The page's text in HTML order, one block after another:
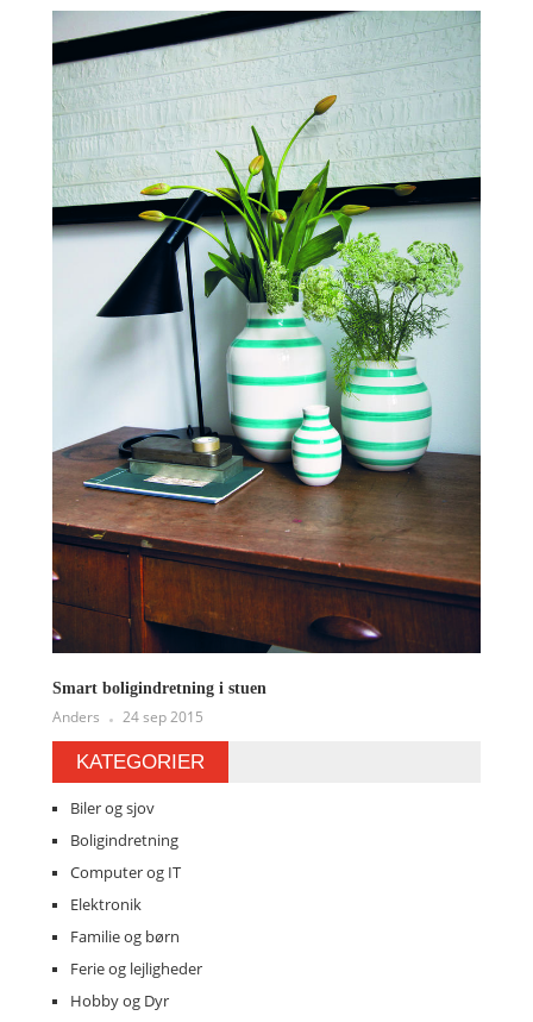
Smart boligindretning i stuen
Anders 24 sep 2015
KATEGORIER
Biler og sjov
Boligindretning
Computer og IT
Elektronik
Familie og børn
Ferie og lejligheder
Hobby og Dyr